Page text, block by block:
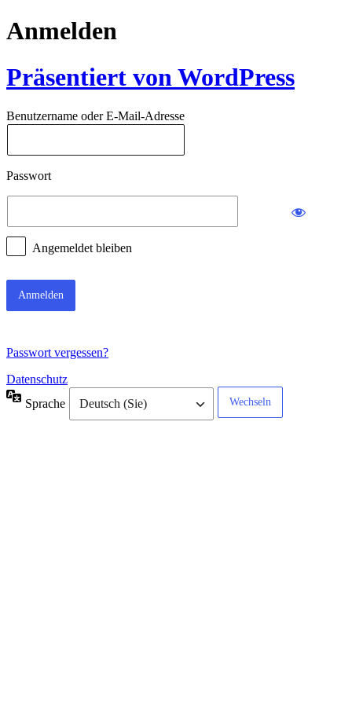
Anmelden
Präsentiert von WordPress
Benutzername oder E-Mail-Adresse
Passwort
Angemeldet bleiben
Passwort vergessen?
Datenschutz
Sprache